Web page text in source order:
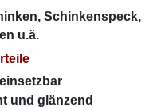
Schinkenspeck,
u.ä.
und glänzend